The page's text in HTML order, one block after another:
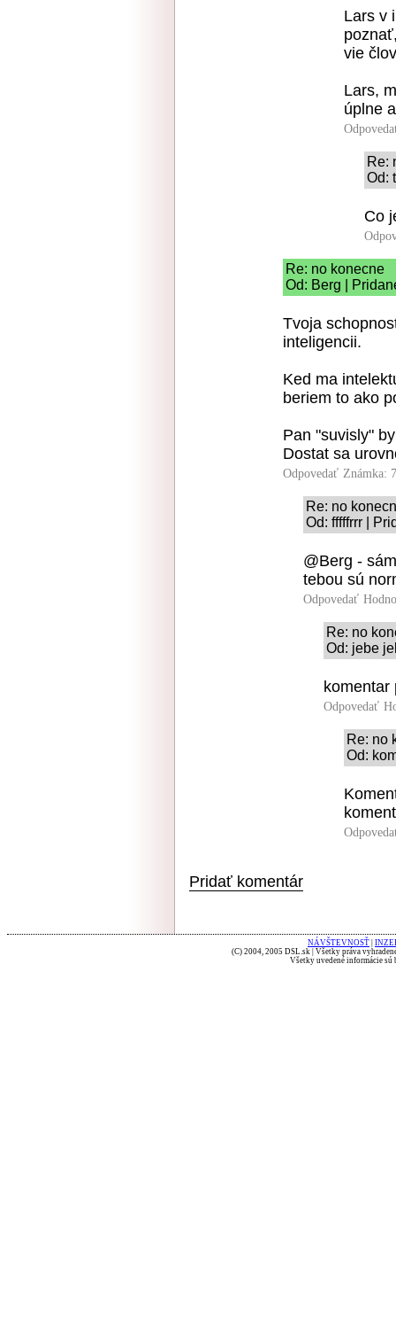
Lars v
vie
Lars,
úplne
Re:
Od:
Co
Re: no konecne
Od: Berg |
Tvoja
inteligencii.
Ked ma
beriem to ako
Pan "suvisly"
Dostat sa
Odpovedať Známka:
Re: no
Od: fffffrrr |
@Berg -
tebou sú
Odpovedať
Re: no
Od: jebe
komentar
Odpovedať
Re: no
Od:
Pridať komentár
NÁVŠTEVNOSŤ
(C) 2004, 2005 DSL.sk | Všetky práva
Všetky uvedené informácie sú